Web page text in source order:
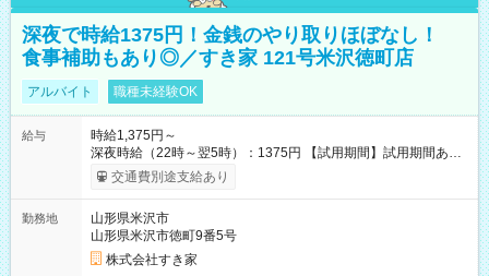
深夜で時給1375円！金銭のやり取りほぼなし！
食事補助もあり◎／すき家 121号米沢徳町店
アルバイト 職種未経験OK
給与
時給1,375円～
深夜時給（22時～翌5時）：1375円 【試用期間】試用期間あり
試用期間の長さ：1ヶ月 雇用形態、給与は本採用時と同じです。
試用期間の実態は30日（※条件変更なし）ですが、切り上げで
同時給）
交通費別途支給あり
勤務地
山形県米沢市
山形県米沢市徳町9番5号
株式会社すき家